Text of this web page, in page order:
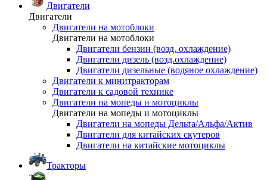
Двигатели
Двигатели
Двигатели на мотоблоки
Двигатели на мотоблоки
Двигатели бензин (возд. охлаждение)
Двигатели дизель (возд.охлаждение)
Двигатели дизельные (водяное охлаждение)
Двигатели к минитракторам
Двигатели к садовой технике
Двигатели на мопеды и мотоциклы
Двигатели на мопеды и мотоциклы
Двигатели на мопеды Дельта/Альфа/Актив
Двигатели для китайских скутеров
Двигатели на китайские мотоциклы
Тракторы